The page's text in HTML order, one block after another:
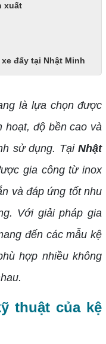
xuất
đẩy tại Nhật Minh
là lựa chọn được
hoạt, độ bền cao và
sử dụng. TạiNhật
gia công từ inox
và đáp ứng tốt nhu
Với giải pháp gia
đến các mẫu kệ
hợp nhiều không
thuật của kệ